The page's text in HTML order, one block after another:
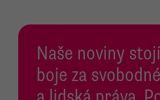
Naše noviny
boje za